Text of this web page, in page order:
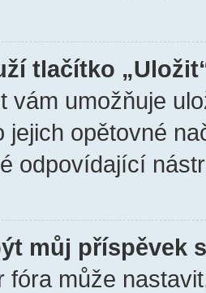
tlačítko
vám umožňuje
jejich opětovné
odpovídající
můj příspěvek
fóra může